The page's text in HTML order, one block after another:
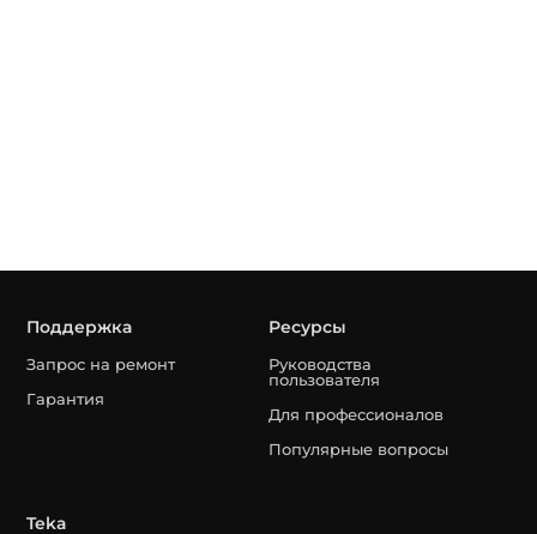
Поддержка
Запрос на ремонт
Гарантия
Ресурсы
Руководства
пользователя
Для профессионалов
Популярные вопросы
Teka